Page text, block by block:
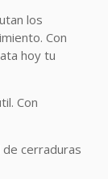
los
Con
hoy tu
Con
cerraduras